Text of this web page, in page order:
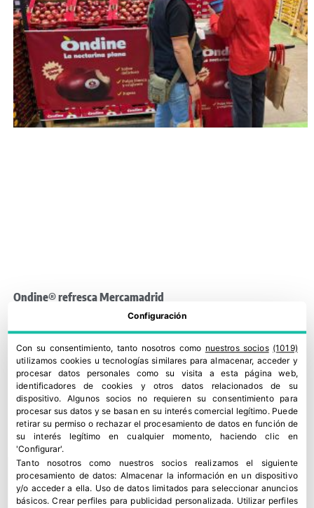
Ondine® refresca Mercamadrid
Configuración
Con su consentimiento, tanto nosotros como nuestros socios (1019)
utilizamos cookies u tecnologías similares para almacenar, acceder y
procesar datos personales como su visita a esta página web,
identificadores de cookies y otros datos relacionados de su
dispositivo. Algunos socios no requieren su consentimiento para
procesar sus datos y se basan en su interés comercial legítimo. Puede
retirar su permiso o rechazar el procesamiento de datos en función de
su interés legítimo en cualquier momento, haciendo clic en
'Configurar'.
Tanto nosotros como nuestros socios realizamos el siguiente
procesamiento de datos: Almacenar la información en un dispositivo
y/o acceder a ella. Uso de datos limitados para seleccionar anuncios
básicos.Crear perfiles para publicidad personalizada. Utilizar perfiles